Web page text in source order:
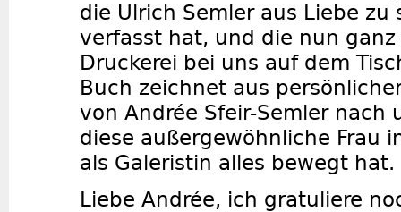
die Ulrich Semler aus Liebe zu
verfasst hat, und die nun
Druckerei bei uns auf dem
Buch zeichnet aus
von Andrée Sfeir-Semler nach
diese außergewöhnliche Frau
als Galeristin alles bewegt hat.
Liebe Andrée, ich gratuliere